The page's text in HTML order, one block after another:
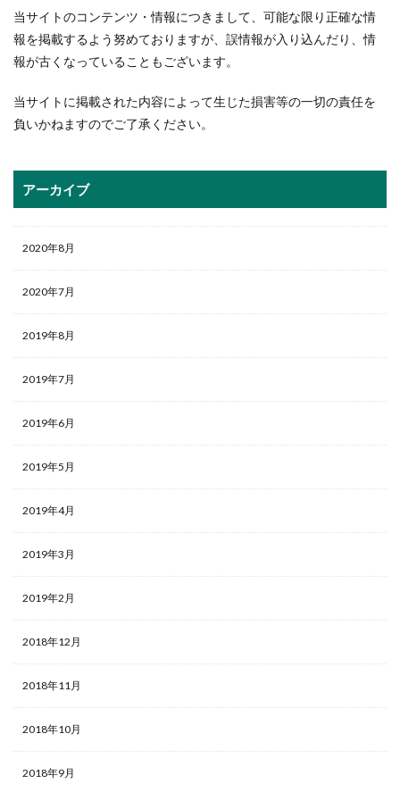
当サイトのコンテンツ・情報につきまして、可能な限り正確な情
報を掲載するよう努めておりますが、誤情報が入り込んだり、情
報が古くなっていることもございます。
当サイトに掲載された内容によって生じた損害等の一切の責任を
負いかねますのでご了承ください。
アーカイブ
2020年8月
2020年7月
2019年8月
2019年7月
2019年6月
2019年5月
2019年4月
2019年3月
2019年2月
2018年12月
2018年11月
2018年10月
2018年9月